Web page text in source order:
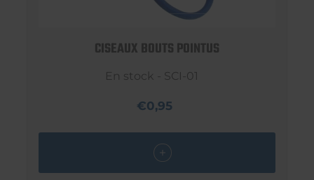
CISEAUX BOUTS POINTUS
En stock - SCI-01
€0,95